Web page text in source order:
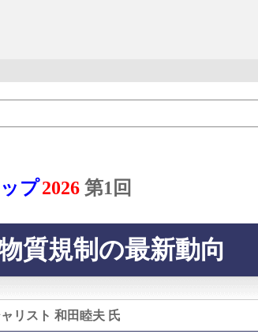
プ2026 第1回
質規制の最新動向
リスト 和田睦夫 氏